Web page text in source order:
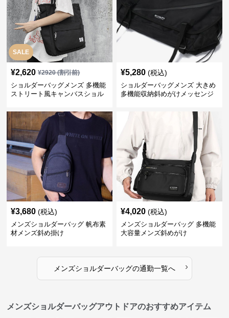
SALE
¥2,620 ¥2920(割引前)
ショルダーバッグメンズ 多機能
ストリート風キャンバスショル
¥5,280 (税込)
ショルダーバッグメンズ 大きめ
多機能収納斜めがけメッセンジ
¥3,680 (税込)
メンズショルダーバッグ 帆布素
材メンズ斜め掛け
¥4,020 (税込)
メンズショルダーバッグ 多機能
大容量メンズ斜めがけ
メンズショルダーバッグの通勤一覧へ ›
メンズショルダーバッグアウトドアのおすすめアイテム